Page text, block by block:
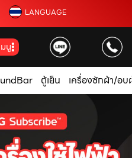
LANGUAGE
มนู
ตู้เย็น เครื่องซักผ้า/อบ